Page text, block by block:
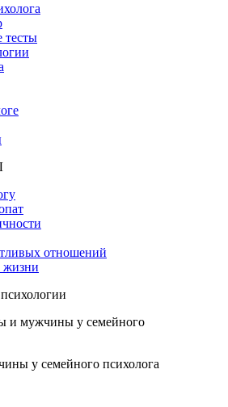
тесты
отношений
жизни
у семейного психолога